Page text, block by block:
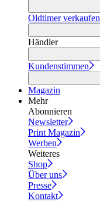
Oldtimer verkaufen
Händler
Kundenstimmen
Magazin
Mehr
Abonnieren
Newsletter
Print Magazin
Werben
Weiteres
Shop
Über uns
Presse
Kontakt